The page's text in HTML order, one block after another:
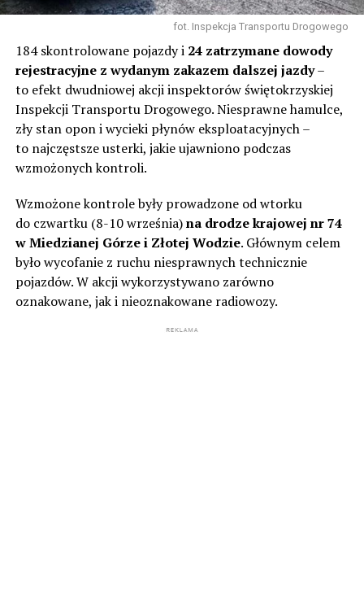
fot. Inspekcja Transportu Drogowego
184 skontrolowane pojazdy i24 zatrzymane dowody
rejestracyjne z wydanym zakazem dalszej jazdy–
to efekt dwudniowej akcji inspektorów świętokrzyskiej
Inspekcji Transportu Drogowego. Niesprawne hamulce,
zły stan opon i wycieki płynów eksploatacyjnych –
to najczęstsze usterki, jakie ujawniono podczas
wzmożonych kontroli.
Wzmożone kontrole były prowadzone od wtorku
do czwartku (8-10 września)na drodze krajowej nr 74
w Miedzianej Górze i Złotej Wodzie. Głównym celem
było wycofanie z ruchu niesprawnych technicznie
pojazdów. W akcji wykorzystywano zarówno
oznakowane, jak i nieoznakowane radiowozy.